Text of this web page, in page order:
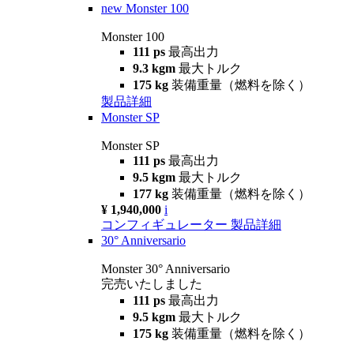
new Monster 100
Monster 100
111 ps 最高出力
9.3 kgm 最大トルク
175 kg 装備重量（燃料を除く）
製品詳細
Monster SP
Monster SP
111 ps 最高出力
9.5 kgm 最大トルク
177 kg 装備重量（燃料を除く）
¥ 1,940,000 i
コンフィギュレーター 製品詳細
30° Anniversario
Monster 30° Anniversario
完売いたしました
111 ps 最高出力
9.5 kgm 最大トルク
175 kg 装備重量（燃料を除く）